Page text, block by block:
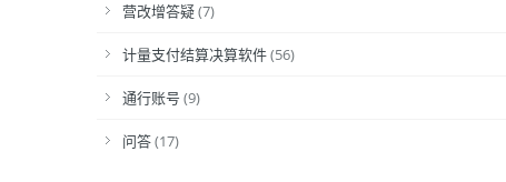
营改增答疑(7)
计量支付结算决算软件(56)
通行账号 (9)
问答(17)